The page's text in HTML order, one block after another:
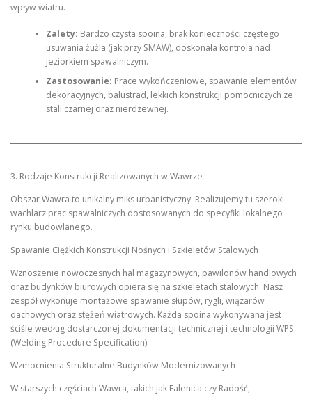
wpływ wiatru.
Zalety: Bardzo czysta spoina, brak konieczności częstego
usuwania żużla (jak przy SMAW), doskonała kontrola nad
jeziorkiem spawalniczym.
Zastosowanie: Prace wykończeniowe, spawanie elementów
dekoracyjnych, balustrad, lekkich konstrukcji pomocniczych ze
stali czarnej oraz nierdzewnej.
3. Rodzaje Konstrukcji Realizowanych w Wawrze
Obszar Wawra to unikalny miks urbanistyczny. Realizujemy tu szeroki
wachlarz prac spawalniczych dostosowanych do specyfiki lokalnego
rynku budowlanego.
Spawanie Ciężkich Konstrukcji Nośnych i Szkieletów Stalowych
Wznoszenie nowoczesnych hal magazynowych, pawilonów handlowych
oraz budynków biurowych opiera się na szkieletach stalowych. Nasz
zespół wykonuje montażowe spawanie słupów, rygli, wiązarów
dachowych oraz stężeń wiatrowych. Każda spoina wykonywana jest
ściśle według dostarczonej dokumentacji technicznej i technologii WPS
(Welding Procedure Specification).
Wzmocnienia Strukturalne Budynków Modernizowanych
W starszych częściach Wawra, takich jak Falenica czy Radość,